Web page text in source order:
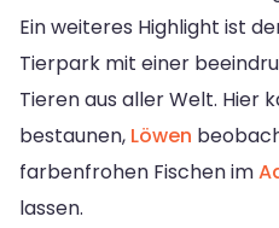
Ein weiteres Highlight ist
Tierpark mit einer
Tieren aus aller Welt. Hier
bestaunen, Löwen
farbenfrohen Fischen im
lassen.